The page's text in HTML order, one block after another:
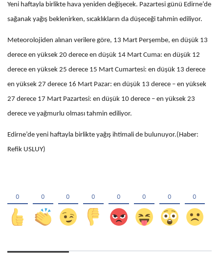
Yeni haftayla birlikte hava yeniden değişecek. Pazartesi günü Edirne’de
sağanak yağış beklenirken, sıcaklıkların da düşeceği tahmin ediliyor.
Meteorolojiden alınan verilere göre, 13 Mart Perşembe, en düşük 13
derece en yüksek 20 derece en düşük 14 Mart Cuma: en düşük 12
derece en yüksek 25 derece 15 Mart Cumartesi: en düşük 13 derece
en yüksek 27 derece 16 Mart Pazar: en düşük 13 derece – en yüksek
27 derece 17 Mart Pazartesi: en düşük 10 derece – en yüksek 23
derece ve yağmurlu olması tahmin ediliyor.
Edirne’de yeni haftayla birlikte yağış ihtimali de bulunuyor.(Haber:
Refik USLUY)